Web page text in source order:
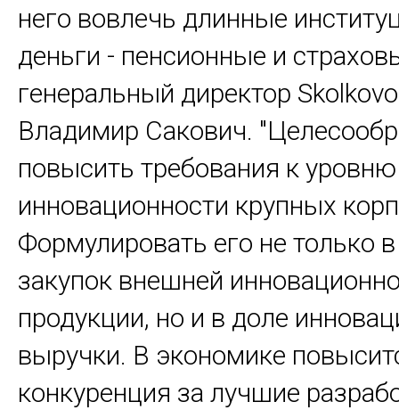
него вовлечь длинные
деньги - пенсионные и
генеральный директор
Владимир Сакович.
повысить требования к уровню
инновационности крупных
Формулировать его не только
закупок внешней
продукции, но и в доле
выручки. В экономике
конкуренция за лучшие